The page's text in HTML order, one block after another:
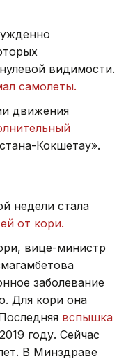
видимости.
самолеты.
движения
Кокшетау».
недели стала
от кори.
вице-министр
заболевание
Для кори она
вспышка
году. Сейчас
В Минздраве